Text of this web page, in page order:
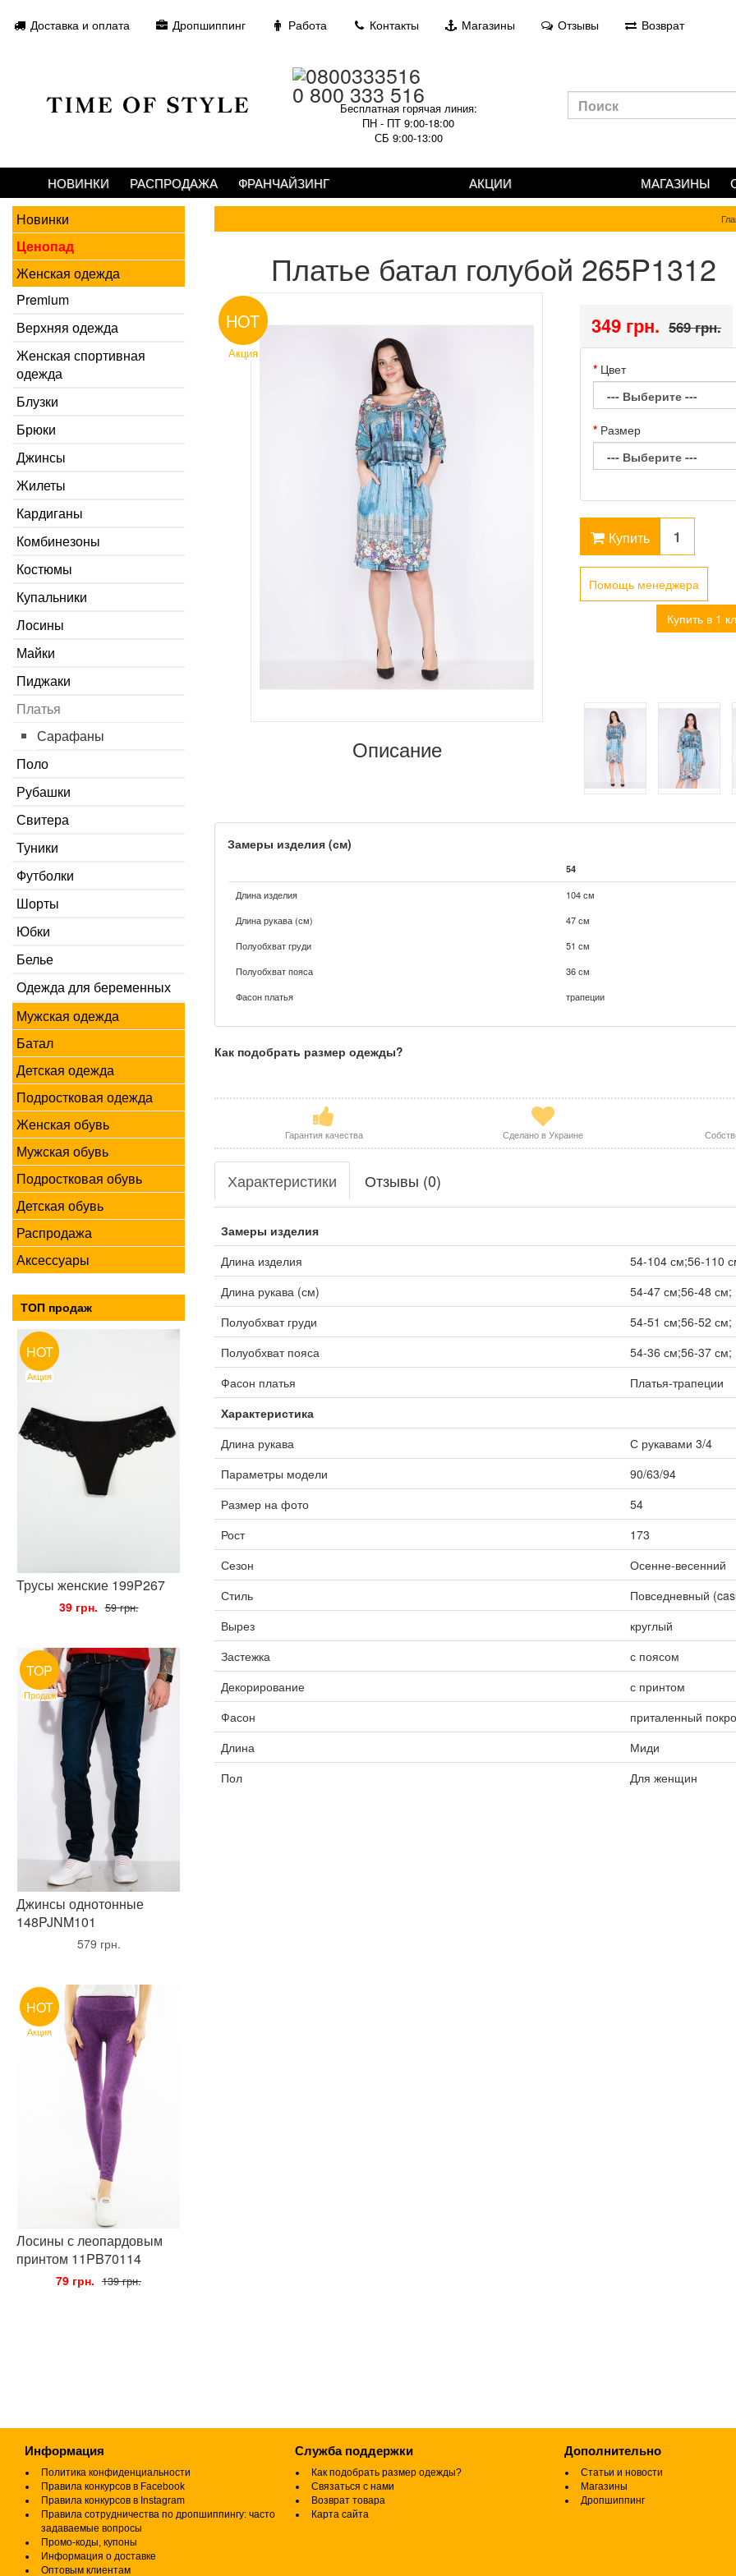
Доставка и оплата Дропшиппинг Работа Контакты Магазины Отзывы Возврат
0 800 333 516
Бесплатная горячая линия:
ПН - ПТ 9:00-18:00
СБ 9:00-13:00
НОВИНКИ РАСПРОДАЖА ФРАНЧАЙЗИНГ АКЦИИ МАГАЗИНЫ
Новинки
Ценопад
Женская одежда
Premium
Верхняя одежда
Женская спортивная
одежда
Блузки
Брюки
Джинсы
Жилеты
Кардиганы
Комбинезоны
Костюмы
Купальники
Лосины
Майки
Пиджаки
Платья
Сарафаны
Поло
Рубашки
Свитера
Туники
Футболки
Шорты
Юбки
Белье
Одежда для беременных
Мужская одежда
Батал
Детская одежда
Подростковая одежда
Женская обувь
Мужская обувь
Подростковая обувь
Детская обувь
Распродажа
Аксессуары
ТОП продаж
HOT
Акция
Трусы женские 199P267
39 грн. 59 грн.
TOP
Продаж
Джинсы однотонные
148PJNM101
579 грн.
HOT
Акция
Лосины с леопардовым
принтом 11PB70114
79 грн. 139 грн.
Платье батал голубой 265P1312
HOT
Акция
Описание
349 грн. 569 грн.
Цвет
Размер
Купить
Помощь менеджера
Купить в 1
Замеры изделия (см)
54
Длина изделия 104 см
Длина рукава (см)
47 см
Полуобхват груди
51 см
Полуобхват пояса
36 см
Фасон платья
трапеции
Как подобрать размер одежды?
Гарантия качества Сделано в Украине
Характеристики Отзывы (0)
Замеры изделия
Длина изделия
54-104 см;56-110
Длина рукава (см)
54-47 см;56-48 см;
Полуобхват груди
54-51 см;56-52 см;
Полуобхват пояса
54-36 см;56-37 см;
Фасон платья
Платья-трапеции
Характеристика
Длина рукава
С рукавами 3/4
Параметры модели
90/63/94
Размер на фото
54
Рост
173
Сезон
Осенне-весенний
Стиль
Повседневный
Вырез
круглый
Застежка
с поясом
Декорирование
с принтом
Фасон
приталенный
Длина
Миди
Пол
Для женщин
Информация
Политика конфиденциальности
Правила конкурсов в Facebook
Правила конкурсов в Instagram
Правила сотрудничества по дропшиппингу: часто
задаваемые вопросы
Промо-коды, купоны
Информация о доставке
Оптовым клиентам
Служба поддержки
Как подобрать размер одежды?
Связаться с нами
Возврат товара
Карта сайта
Дополнительно
Статьи и новости
Магазины
Дропшиппинг